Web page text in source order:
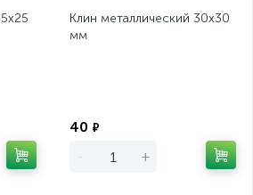
Клин металлический 30х30
мм
40 ₽
- +